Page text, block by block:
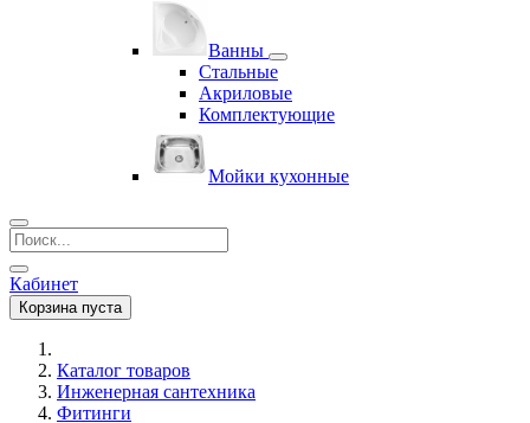
Ванны
Стальные
Акриловые
Комплектующие
Мойки кухонные
Кабинет
Корзина пуста
Каталог товаров
Инженерная сантехника
Фитинги